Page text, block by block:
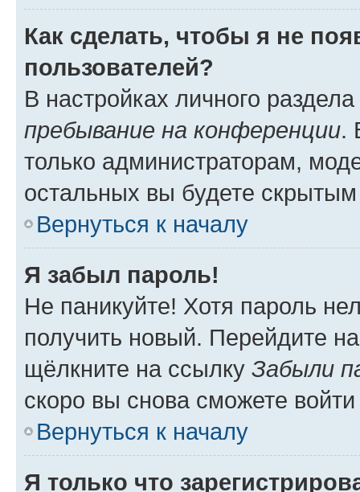
Как сделать, чтобы я не
пользователей?
В настройках личного
пребывание на конференции.
только администраторам,
остальных вы будете
Вернуться к началу
Я забыл пароль!
Не паникуйте! Хотя пароль
получить новый. Перейдите
щёлкните на ссылку Забыли
скоро вы снова сможете
Вернуться к началу
Я только что